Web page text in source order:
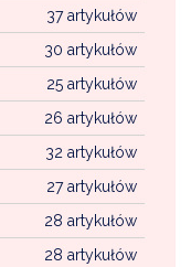
37 artykułów
30 artykułów
25 artykułów
26 artykułów
32 artykułów
27 artykułów
28 artykułów
28 artykułów